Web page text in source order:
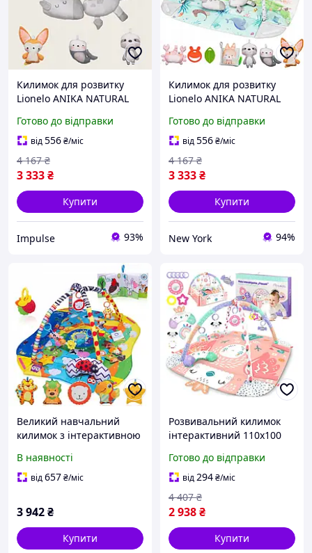
Килимок для розвитку
Lionelo ANIKA NATURAL
Готово до відправки
від556₴/міс
3 333₴
4 167 ₴
Купити
Impulse 93%
Килимок для розвитку
Lionelo ANIKA NATURAL
Готово до відправки
від556₴/міс
3 333₴
4 167 ₴
Купити
New York 94%
Великий навчальний
килимок з інтерактивною
загороження іграшки
Lionelo Anika Plus
В наявності
від657₴/міс
3 942₴
Купити
Розвивальний килимок
інтерактивний 110х100
іграшок рожевий Ricokids
LS-2416
Готово до відправки
від294₴/міс
2 938₴
4 407 ₴
Купити